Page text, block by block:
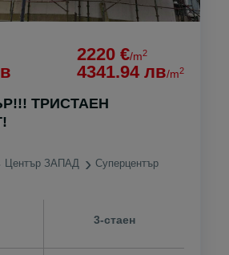
2220 €/m2
4341.94 лв/m2
ТРИСТАЕН
Център ЗАПАД Суперцентър
3-стаен